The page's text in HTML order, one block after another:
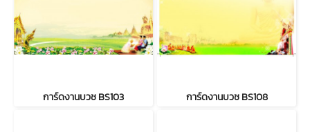
การ์ดงานบวช BS103 การ์ดงานบวช BS108